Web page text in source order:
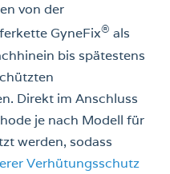
von der
GyneFix® als
bis spätestens
Direkt im Anschluss
je nach Modell für
werden, sodass
Verhütungsschutz